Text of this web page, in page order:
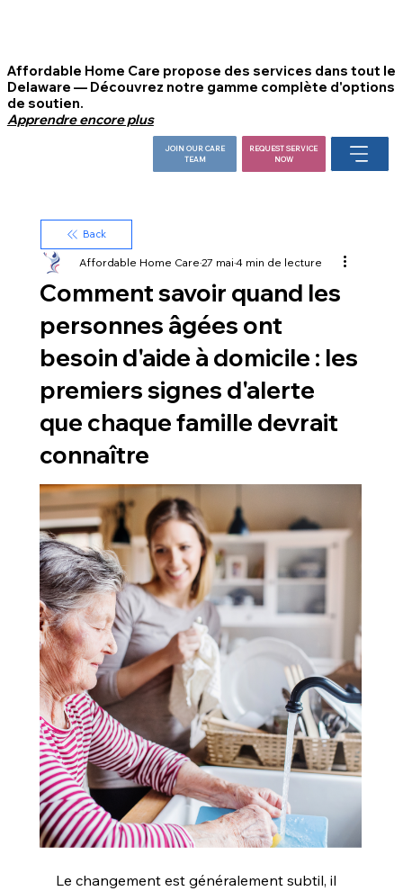
Affordable Home Care propose des services dans tout le
Delaware — Découvrez notre gamme complète d'options
de soutien.
Apprendre encore plus
JOIN OUR CARE
TEAM
REQUEST SERVICE
NOW
Comment savoir quand les
personnes âgées ont
besoin d'aide à domicile : les
premiers signes d'alerte
que chaque famille devrait
connaître
Affordable Home Care27 mai4 min de lecture
Le changement est généralement subtil, il
Back